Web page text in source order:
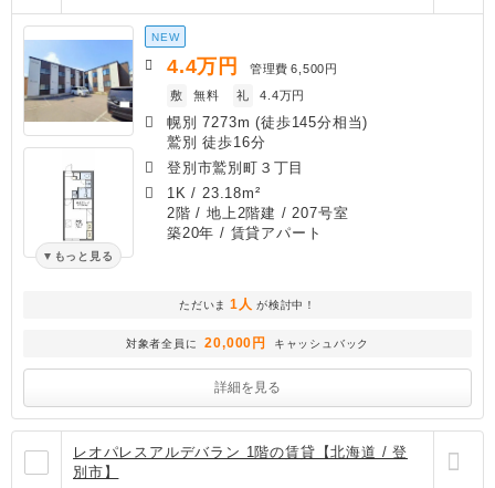
もっと見る
NEW
4.4万円 管理費 6,500円
敷
無料 礼 4.4万円
幌別 7273m (徒歩145分相当)
鷲別 徒歩16分
登別市鷲別町３丁目
1K / 23.18m²
2階 / 地上2階建 / 207号室
築20年 / 賃貸アパート
ただいま 1人 が検討中！
対象者全員に 20,000円 キャッシュバック
詳細を見る
レオパレスアルデバラン 1階の賃貸【北海道 / 登
別市】